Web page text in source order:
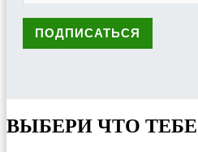
ВЫБЕРИ ЧТО